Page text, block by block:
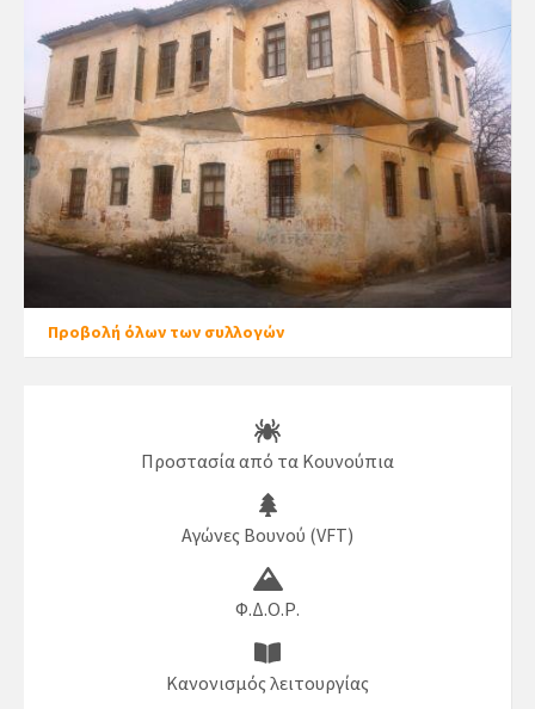
Προβολή όλων των συλλογών
Προστασία από τα Κουνούπια
Αγώνες Βουνού (VFT)
Φ.Δ.Ο.Ρ.
Κανονισμός λειτουργίας